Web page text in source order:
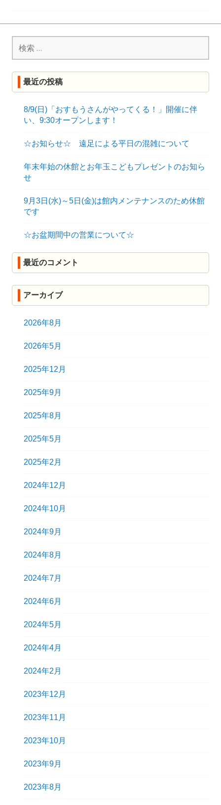
ナ
ビ
ゲ
ー
シ
ョ
索:
最近の投稿
8/9(日)「おすもうさんがやってくる！」開催に伴
い、9:30オープンします！
☆お知らせ☆ 遠足による平日の混雑について
年末年始の休館とお年玉こどもプレゼントのお知ら
せ
9月3日(水)～5日(金)は館内メンテナンスのため休館
です
☆お盆期間中の営業について☆
最近のコメント
アーカイブ
2026年8月
2026年5月
2025年12月
2025年9月
2025年8月
2025年5月
2025年2月
2024年12月
2024年10月
2024年9月
2024年8月
2024年7月
2024年6月
2024年5月
2024年4月
2024年2月
2023年12月
2023年11月
2023年10月
2023年9月
2023年8月